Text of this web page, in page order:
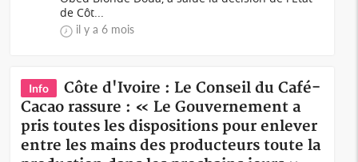
de Côt...
il y a 6 mois
Info
Côte d'Ivoire : Le Conseil du Café-
Cacao rassure : « Le Gouvernement a
pris toutes les dispositions pour enlever
entre les mains des producteurs toute la